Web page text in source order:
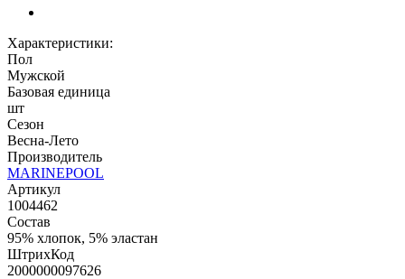
Характеристики:
Пол
Мужской
Базовая единица
шт
Сезон
Весна-Лето
Производитель
MARINEPOOL
Артикул
1004462
Состав
95% хлопок, 5% эластан
ШтрихКод
2000000097626